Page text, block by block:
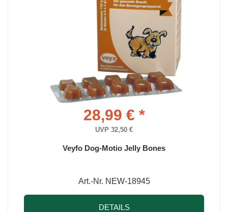
28,99 € *
UVP 32,50 €
Veyfo Dog-Motio Jelly Bones
Art.-Nr. NEW-18945
DETAILS